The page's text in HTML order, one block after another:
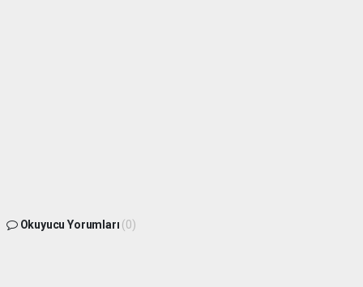
Okuyucu Yorumları (0)